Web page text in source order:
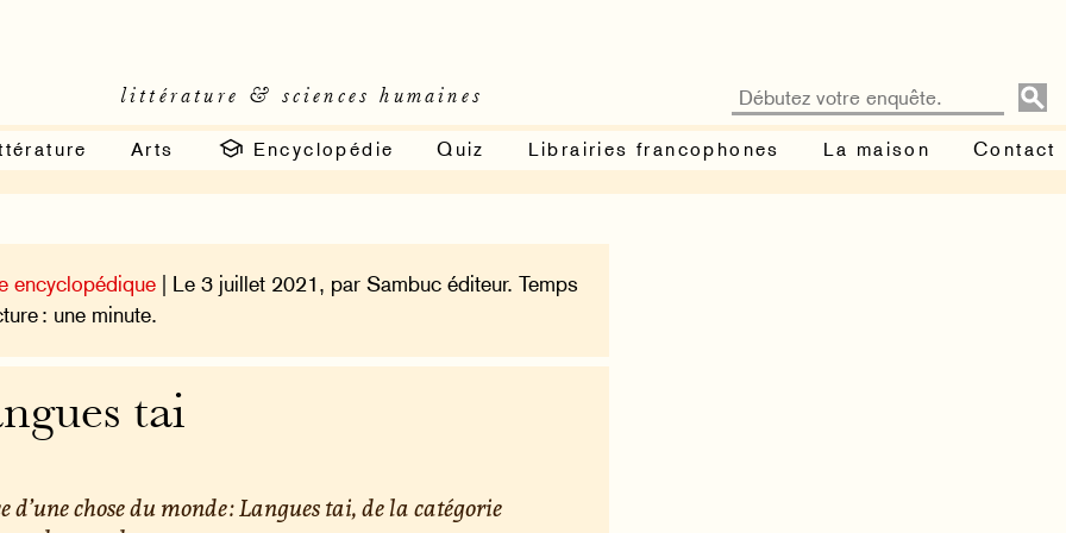
littérature & sciences humaines
Arts Encyclopédie Quiz Librairies francophones La maison Contact
encyclopédique | Le 3 juillet 2021, par Sambuc éditeur. Temps
: une minute.
tai
d’une chose du monde : Langues tai, de la catégorie